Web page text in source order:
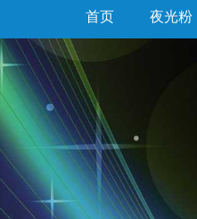
首页 夜光粉